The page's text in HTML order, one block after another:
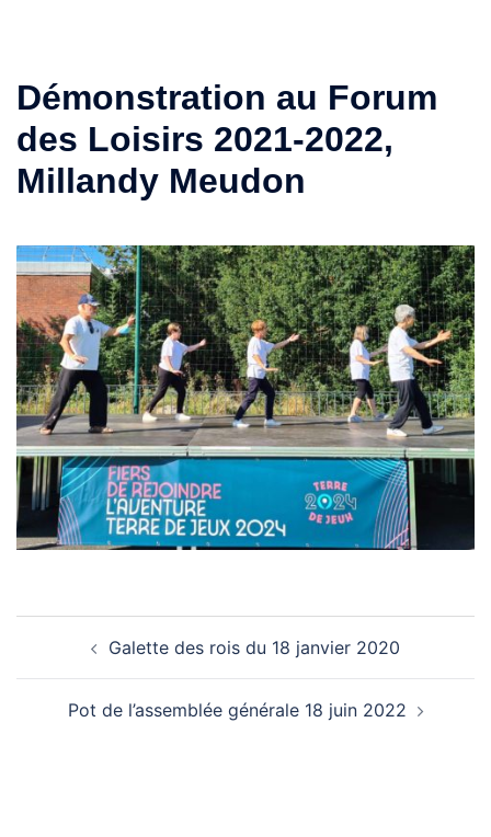
Démonstration au Forum
des Loisirs 2021-2022,
Millandy Meudon
d’articleGalette des rois du 18 janvier 2020
Pot de l’assemblée générale 18 juin 2022